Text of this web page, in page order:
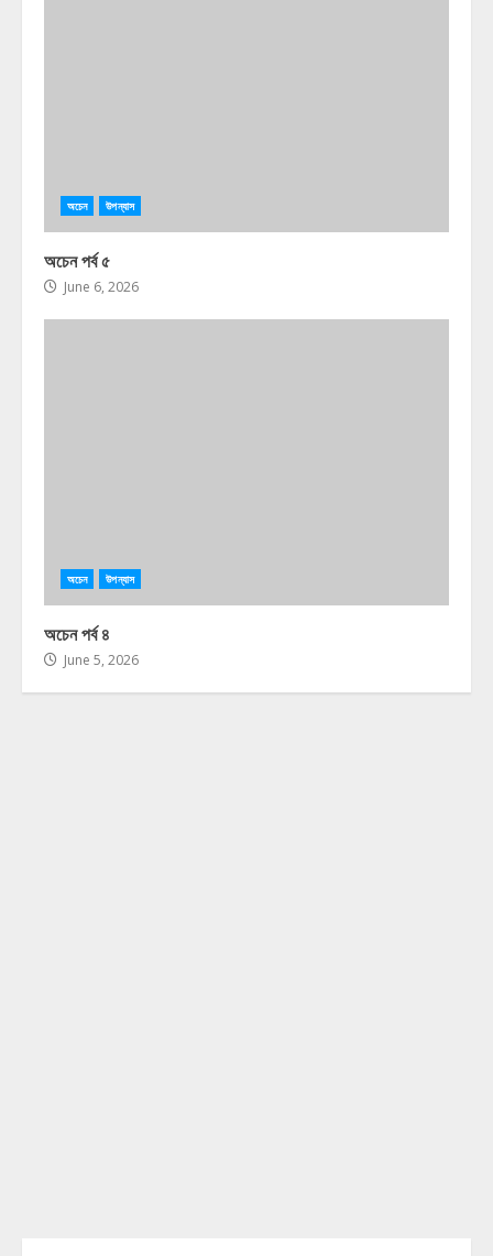
অচেন উপন্যাস
অচেন পর্ব ৫
June 6, 2026
অচেন উপন্যাস
অচেন পর্ব ৪
June 5, 2026